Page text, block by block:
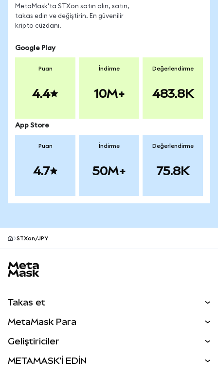
MetaMask'ta STXon satın alın, satın,
takas edin ve değiştirin. En güvenilir
kripto cüzdanı.
Google Play
Puan
4.4
İndirme
10M+
Değerlendirme
483.8K
App Store
Puan
4.7
İndirme
50M+
Değerlendirme
75.8K
STXon/JPY
Takas et
Perps
RWA'lar
MetaMask Para
Geliştiriciler
METAMASK'İ EDİN